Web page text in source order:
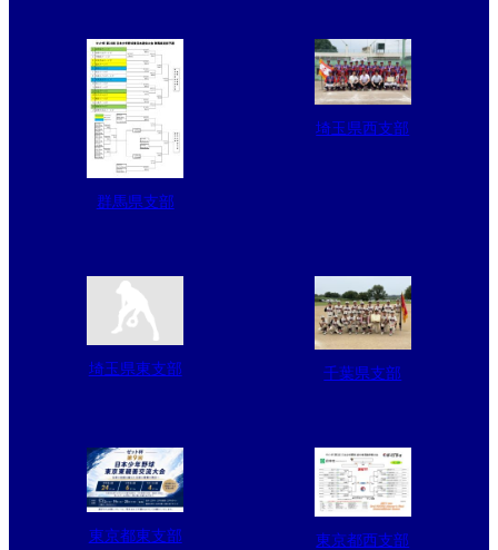
群馬県支部
埼玉県西支部
埼玉県東支部 千葉県支部
東京都東支部 東京都西支部